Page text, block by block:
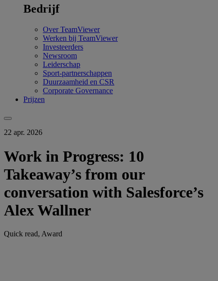
Bedrijf
Over TeamViewer
Werken bij TeamViewer
Investeerders
Newsroom
Leiderschap
Sport-partnerschappen
Duurzaamheid en CSR
Corporate Governance
Prijzen
22 apr. 2026
Work in Progress: 10
Takeaway’s from our
conversation with Salesforce’s
Alex Wallner
Quick read, Award